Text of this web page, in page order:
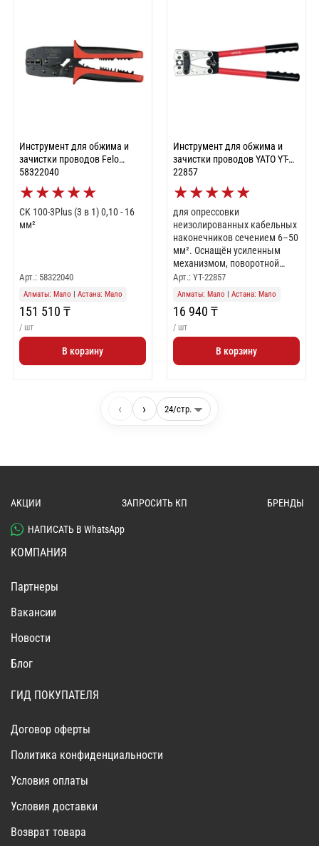
Инструмент для обжима и
зачистки проводов Felo
58322040
★★★★★
CK 100-3Plus (3 в 1) 0,10 - 16
мм²
Арт.: 58322040
Алматы: Мало Астана: Мало
151 510 ₸
/ шт
В корзину
Инструмент для обжима и
зачистки проводов YATO YT-
22857
★★★★★
для опрессовки
неизолированных кабельных
наконечников сечением 6–50
мм². Оснащён усиленным
механизмом, поворотной
головкой из стали 40Cr и
противоскользящими
Арт.: YT-22857
Алматы: Мало Астана: Мало
16 940 ₸
/ шт
В корзину
‹ ›
АКЦИИ ЗАПРОСИТЬ КП БРЕНДЫ
НАПИСАТЬ В WhatsApp
КОМПАНИЯ
Партнеры
Вакансии
Новости
Блог
ГИД ПОКУПАТЕЛЯ
Договор оферты
Политика конфиденциальности
Условия оплаты
Условия доставки
Возврат товара